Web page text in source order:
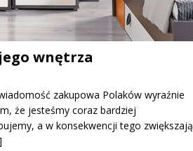
wnętrza
zakupowa Polaków wyraźnie
że jesteśmy coraz bardziej
a w konsekwencji tego zwiększają